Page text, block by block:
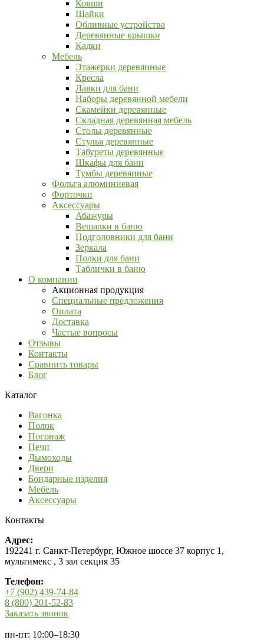
Ковши
Шайки
Обливные устройства
Деревянные крышки
Кадки
Мебель
Этажерки деревянные
Кресла
Лавки для бани
Наборы деревянной мебели
Скамейки деревянные
Складная деревянная мебель
Столы деревянные
Стулья деревянные
Табуреты деревянные
Шкафы для бани
Тумбы деревянные
Фольга алюминиевая
Форточки
Аксессуары
Абажуры
Вешалки в баню
Подголовники для бани
Зеркала
Полки для бани
Таблички в баню
О компании
Акционная продукция
Специальные предложения
Оплата
Доставка
Частые вопросы
Отзывы
Контакты
Сравнить товары
Блог
Каталог
Вагонка
Полок
Погонаж
Печи
Дымоходы
Двери
Бондарные изделия
Мебель
Аксессуары
Контакты
Адрес:
192241 г. Санкт-Петербург, Южное шоссе 37 корпус 1,
мультимекс , 3 зал секция 35
Телефон:
+7 (902) 439-74-84
8 (800) 201-52-83
Заказать звонок
пн-пт: 10:00–18:30